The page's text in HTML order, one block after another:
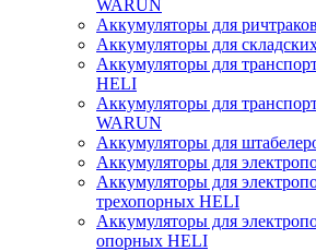
WARUN
Аккумуляторы для
Аккумуляторы для
Аккумуляторы для
HELI
Аккумуляторы для
WARUN
Аккумуляторы для
Аккумуляторы для
Аккумуляторы для
трехопорных HELI
Аккумуляторы для
опорных HELI